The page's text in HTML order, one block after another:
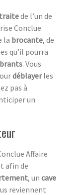
de l’un de
Conclue
la brocante, de
qu’il pourra
. Vous
déblayerles
pas à
un
Affaire
afin de
, un cave
reviennent